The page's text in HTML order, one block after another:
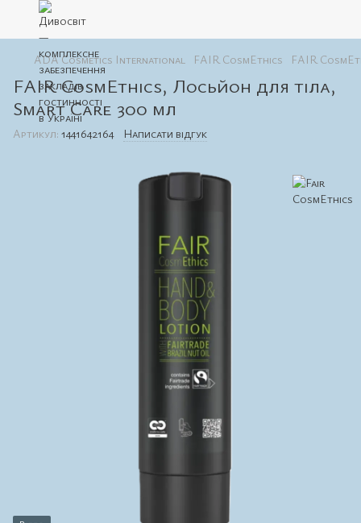
ADA Cosmetics International FAIR CosmEthics FAIR
FAIR CosmEthics, Лосьйон для тіла,
Smart Care 300 мл
Артикул: 1441642164 Написати відгук